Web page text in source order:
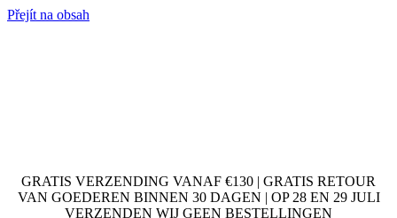
Přejít na obsah
GRATIS VERZENDING VANAF €130 | GRATIS RETOUR
VAN GOEDEREN BINNEN 30 DAGEN | OP 28 EN 29 JULI
VERZENDEN WIJ GEEN BESTELLINGEN